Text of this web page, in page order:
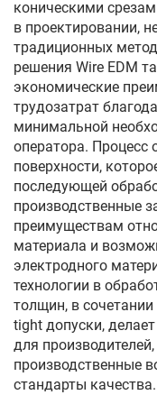
коническими
в проектировании,
традиционных
решения Wire EDM
экономические
трудозатрат
минимальной
оператора. Процесс
поверхности,
последующей
производственные
преимуществам
материала и
электродного
технологии в
толщин, в
tight допуски,
для
производственные
стандарты качества.